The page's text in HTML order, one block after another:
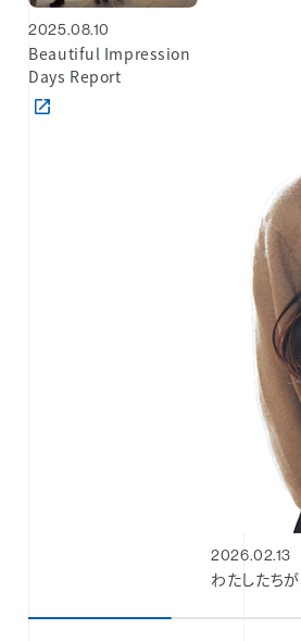
2025.08.10
Beautiful Impression
Days Report
2026.02.13
わたしたち